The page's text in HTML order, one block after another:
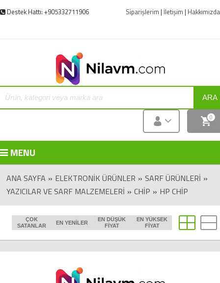
Destek Hattı: +905332711906 Siparişlerim | İletişim | Hakkımızda
ARA
0
MENU
ANA SAYFA » ELEKTRONIK ÜRÜNLER » SARF ÜRÜNLERI »
YAZICILAR VE SARF MALZEMELERI » CHIP » HP CHIP
ÇOK
SATANLAR
EN YENILER
EN DÜŞÜK
FIYAT
EN YÜKSEK
FIYAT